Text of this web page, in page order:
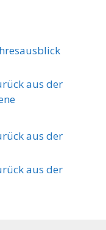
aus der
aus der
aus der